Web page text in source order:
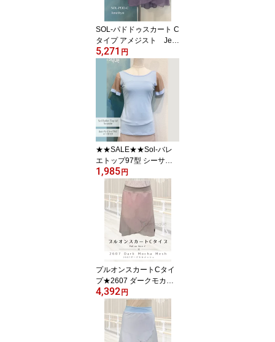
SOL-パドドゥスカート C
タイプ アメジスト Jew
elesqueオリジナルsol-p
dd-c-Amethyst
5,271 円
★★SALE★★Sol-バレ
エトップ97型 シーサイ
ド|Jewelesqueオリジナ
ル｜レオタード生地 パ
ッド用ポケット付き 普
段ブラOK（インナーが
響きにくい設計）sol-bt9
7-seaside
1,985 円
プルオンスカートCタイ
プ★2607 ダークモカ・
メッシュ生地 Jewelesqu
eオリジナルpull-on-c-26
07dmocha-mesh
4,392 円